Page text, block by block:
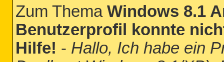
Zum Thema Windows 8.1
Benutzerprofil konnte
Hilfe! - Hallo, Ich habe ein